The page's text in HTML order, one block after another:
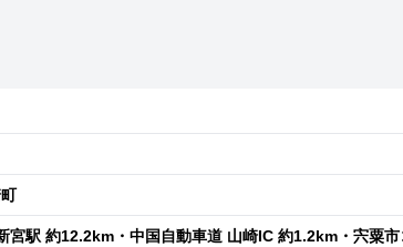
宮駅 約12.2km・中国自動車道 山崎IC 約1.2km・宍粟市